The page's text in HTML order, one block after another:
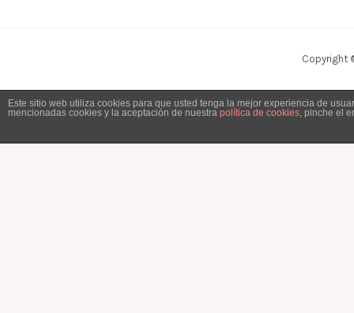
Copyright
Este sitio web utiliza cookies para que usted tenga la mejor experiencia de
mencionadas cookies y la aceptación de nuestra política de cookies, pinche el